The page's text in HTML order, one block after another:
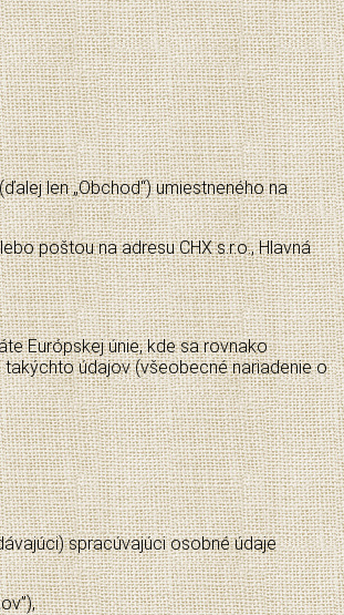
len „Obchod“) umiestneného na
poštou na adresu CHX s.r.o., Hlavná
Európskej únie, kde sa rovnako
údajov (všeobecné nariadenie o
spracúvajúci osobné údaje